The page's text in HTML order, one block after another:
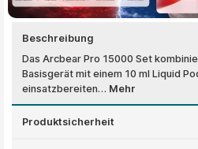
Beschreibung
Das Arcbear Pro 15000 Set
Basisgerät mit einem 10 ml Liquid
einsatzbereiten… Mehr
Produktsicherheit